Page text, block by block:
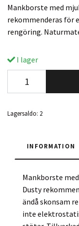
Mankborste med
rekommenderas för
rengöring.
I lager
Lagersaldo: 2
INFORMATION
Mankborste
Dusty
ändå skonsam
inte